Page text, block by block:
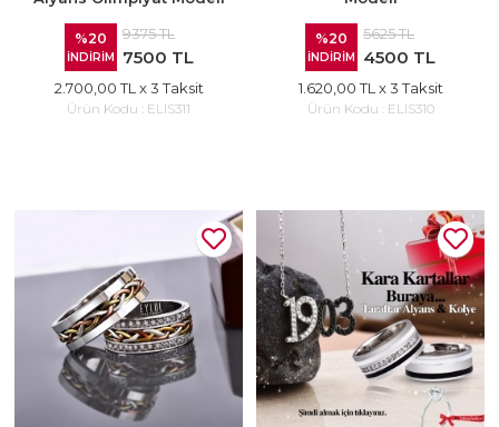
%20
İNDİRİM
9375 TL
7500 TL
2.700,00 TL x 3 Taksit
Ürün Kodu : ELIS311
%20
İNDİRİM
5625 TL
4500 TL
1.620,00 TL x 3 Taksit
Ürün Kodu : ELIS310